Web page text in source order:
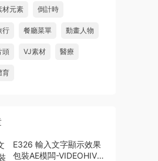
材元素 倒計時
行 餐廳菜單 動畫人物
頭 VJ素材 醫療
育
E326 輸入文字顯示效果
包裝AE模闆-VIDEOHIVE